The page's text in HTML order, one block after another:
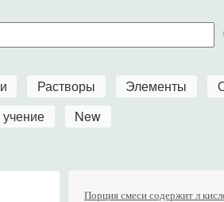
Растворы Элементы
New
Порция смеси содержит л